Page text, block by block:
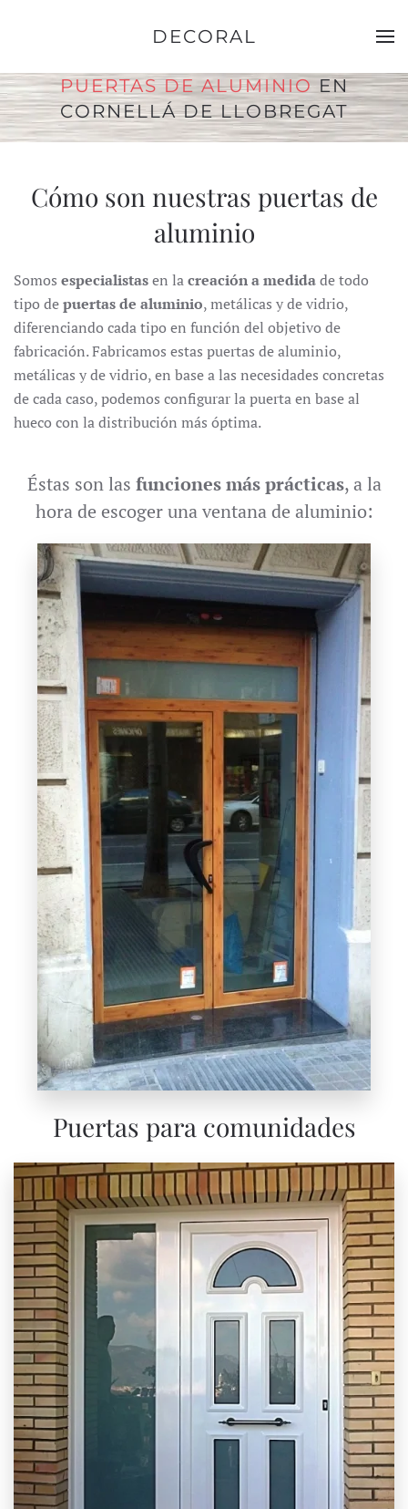
Ir al contenido principalDECORAL
PUERTAS DE ALUMINIOEN
CORNELLÁ DE LLOBREGAT
Cómo son nuestras puertas de
aluminio
Somos especialistasen lacreación a medidade todo
tipo depuertas de aluminio, metálicas y de vidrio,
diferenciando cada tipo en función del objetivo de
fabricación. Fabricamos estas puertas de aluminio,
metálicas y de vidrio, en base a las necesidades concretas
de cada caso, podemos configurar la puerta en base al
hueco con la distribución más óptima.
Éstas son las funciones más prácticas, a la
hora de escoger una ventana de aluminio:
Puertas para comunidades